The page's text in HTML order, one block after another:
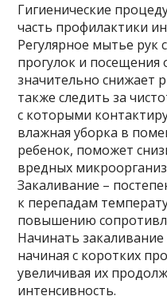
Гигиенические
часть профилактики
Регулярное мытье рук
прогулок и посещения
значительно снижает
также следить за
с которыми
влажная уборка в
ребенок, поможет
вредных
Закаливание –
к перепадам
повышению
Начинать закаливание
начиная с коротких
увеличивая их
интенсивность.